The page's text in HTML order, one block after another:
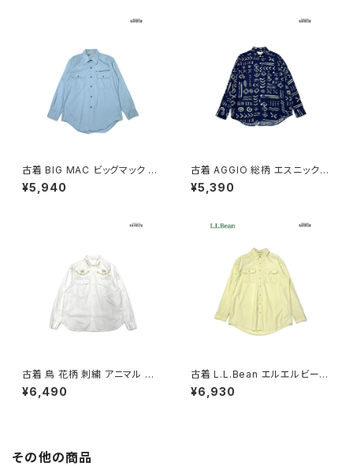
古着 BIG MAC ビッグマック 刺
繍 無地 コットン 長袖 シャツ 青
水色 (ttu2603111)
¥5,940
古着 AGGIO 総柄 エスニック柄
長袖 シャツ 紺 (ttu2603110)
¥5,390
古着 鳥 花柄 刺繍 アニマル コッ
トン100％ 長袖 シャツ 白 (ttu2
602024)
¥6,490
古着 L.L.Bean エルエルビーン
無地 コットン100％ 長袖 シャツ
黄 (ttu2603109)
¥6,930
その他の商品